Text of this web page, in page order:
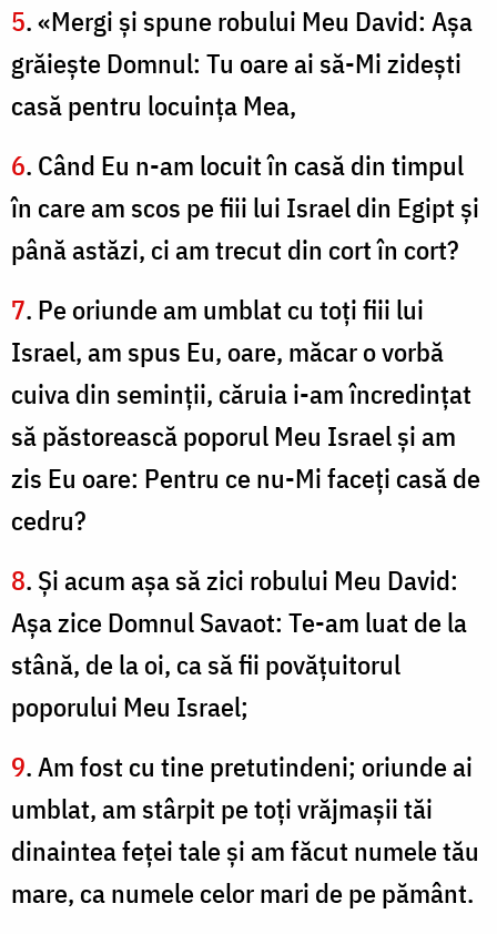
5. «Mergi şi spune robului Meu David: Aşa
grăieşte Domnul: Tu oare ai să-Mi zideşti
casă pentru locuinţa Mea,
6. Când Eu n-am locuit în casă din timpul
în care am scos pe fiii lui Israel din Egipt şi
până astăzi, ci am trecut din cort în cort?
7. Pe oriunde am umblat cu toţi fiii lui
Israel, am spus Eu, oare, măcar o vorbă
cuiva din seminţii, căruia i-am încredinţat
să păstorească poporul Meu Israel şi am
zis Eu oare: Pentru ce nu-Mi faceţi casă de
cedru?
8. Şi acum aşa să zici robului Meu David:
Aşa zice Domnul Savaot: Te-am luat de la
stână, de la oi, ca să fii povăţuitorul
poporului Meu Israel;
9. Am fost cu tine pretutindeni; oriunde ai
umblat, am stârpit pe toţi vrăjmaşii tăi
dinaintea feţei tale şi am făcut numele tău
mare, ca numele celor mari de pe pământ.